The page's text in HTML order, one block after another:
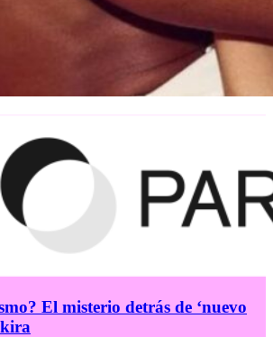
El misterio detrás de ‘nuevo